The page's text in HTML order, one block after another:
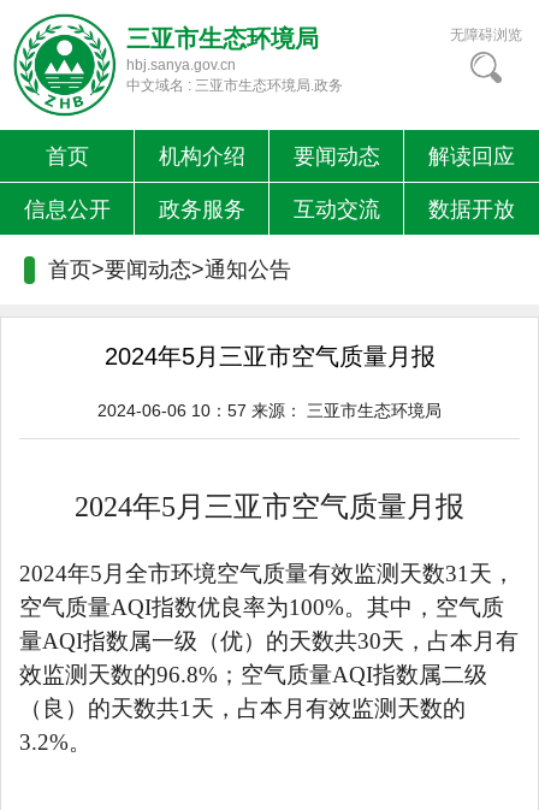
三亚市生态环境局
hbj.sanya.gov.cn
中文域名 : 三亚市生态环境局.政务
无障碍浏览
首页 机构介绍 要闻动态 解读回应
信息公开 政务服务 互动交流 数据开放
首页>要闻动态>通知公告
2024年5月三亚市空气质量月报
2024-06-06 10：57 来源： 三亚市生态环境局
2024年5 月三亚市空气质量月报
2024年5 月全市环境空气质量有效监测天数31 天，
空气质量AQI指数优良率为100%。其中，空气质
量AQI指数属一级（优）的天数共30天，占本月有
效监测天数的96.8% ；空气质量AQI指数属二级
（良）的天数共1 天，占本月有效监测天数的
3.2%。